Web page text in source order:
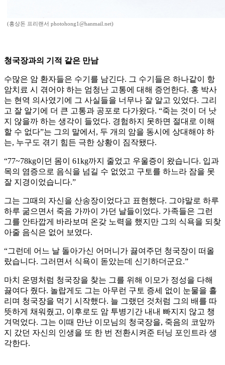
(홍상돈 프리랜서 photohong1@hanmail.net)
청국장과의 기적 같은 만남
수많은 암 환자들은 수기를 남긴다. 그 수기들은 하나같이 항
암치료 시 겪어야 하는 엄청난 고통에 대해 증언한다. 홍 박사
는 현역 의사였기에 그 사실들을 너무나 잘 알고 있었다. 그리
고 잘 알기에 더 큰 고통과 공포로 다가왔다. “죽는 것이 더 낫
지 않을까 하는 생각이 들었다. 경험하지 못하면 절대로 이해
할 수 없다”는 그의 말에서, 두 개의 암을 동시에 상대해야 하
는, 누구도 겪기 힘든 극한 상황이 짐작됐다.
“77~78kg이던 몸이 61kg까지 줄었고 우울증이 왔습니다. 입과
목의 염증으로 음식을 넘길 수 없었고 구토를 하느라 잠을 못
잘 지경이었습니다.”
그는 그때의 자신을 산송장이었다고 표현했다. 그야말로 하루
하루 굶으면서 죽음 가까이 가던 날들이었다. 가족들은 그런
그를 안타깝게 바라보며 온갖 노력을 했지만 그의 식욕을 되찾
아줄 음식은 없어 보였다.
“그런데 어느 날 돌아가신 어머니가 끓여주던 청국장이 떠올
랐습니다. 그러면서 식욕이 돋았는데 신기하더군요.”
마치 운명처럼 청국장을 찾는 그를 위해 이모가 정성을 다해
끓여다 줬다. 놀랍게도 그는 아무런 구토 증세 없이 눈물을 흘
리며 청국장을 먹기 시작했다. 늘 그랬던 것처럼 그의 배를 따
뜻하게 채워줬고, 이후로도 암 투병기간 내내 빠지지 않고 챙
겨먹었다. 그는 이때 만난 이모님의 청국장을, 죽음의 코앞까
지 갔던 자신의 인생을 또 한 번 전환시켜준 터닝 포인트라 생
각한다.